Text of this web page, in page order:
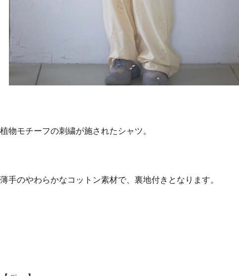
植物モチーフの刺繍が施されたシャツ。
薄手のやわらかなコットン素材で、裏地付きとなります。